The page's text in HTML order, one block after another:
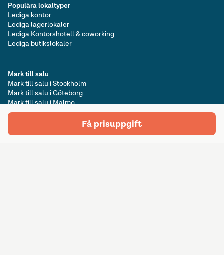
Få prisuppgift
Populära lokaltyper
Lediga kontor
Lediga lagerlokaler
Lediga Kontorshotell & coworking
Lediga butikslokaler
Mark till salu
Mark till salu i Stockholm
Mark till salu i Göteborg
Mark till salu i Malmö
Mark till salu i Uppsala
Prenumerera på nyhetsbrev